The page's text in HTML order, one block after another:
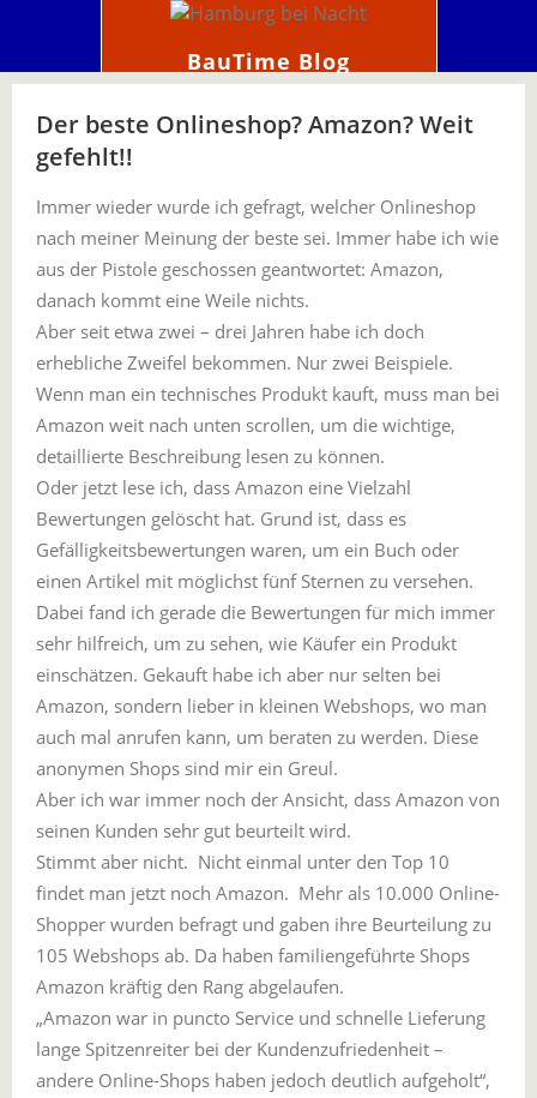
BauTime Blog
Der beste Onlineshop? Amazon? Weit
gefehlt!!
Immer wieder wurde ich gefragt, welcher Onlineshop
nach meiner Meinung der beste sei. Immer habe ich wie
aus der Pistole geschossen geantwortet: Amazon,
danach kommt eine Weile nichts.
Aber seit etwa zwei – drei Jahren habe ich doch
erhebliche Zweifel bekommen. Nur zwei Beispiele.
Wenn man ein technisches Produkt kauft, muss man bei
Amazon weit nach unten scrollen, um die wichtige,
detaillierte Beschreibung lesen zu können.
Oder jetzt lese ich, dass Amazon eine Vielzahl
Bewertungen gelöscht hat. Grund ist, dass es
Gefälligkeitsbewertungen waren, um ein Buch oder
einen Artikel mit möglichst fünf Sternen zu versehen.
Dabei fand ich gerade die Bewertungen für mich immer
sehr hilfreich, um zu sehen, wie Käufer ein Produkt
einschätzen. Gekauft habe ich aber nur selten bei
Amazon, sondern lieber in kleinen Webshops, wo man
auch mal anrufen kann, um beraten zu werden. Diese
anonymen Shops sind mir ein Greul.
Aber ich war immer noch der Ansicht, dass Amazon von
seinen Kunden sehr gut beurteilt wird.
Stimmt aber nicht. Nicht einmal unter den Top 10
findet man jetzt noch Amazon. Mehr als 10.000 Online-
Shopper wurden befragt und gaben ihre Beurteilung zu
105 Webshops ab. Da haben familiengeführte Shops
Amazon kräftig den Rang abgelaufen.
„Amazon war in puncto Service und schnelle Lieferung
lange Spitzenreiter bei der Kundenzufriedenheit –
andere Online-Shops haben jedoch deutlich aufgeholt“,